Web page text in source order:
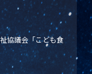
協議会「こども食